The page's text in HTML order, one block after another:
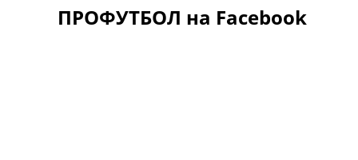
ПРОФУТБОЛ на Facebook